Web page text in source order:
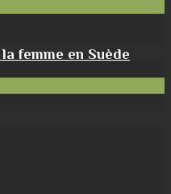
femme en Suède